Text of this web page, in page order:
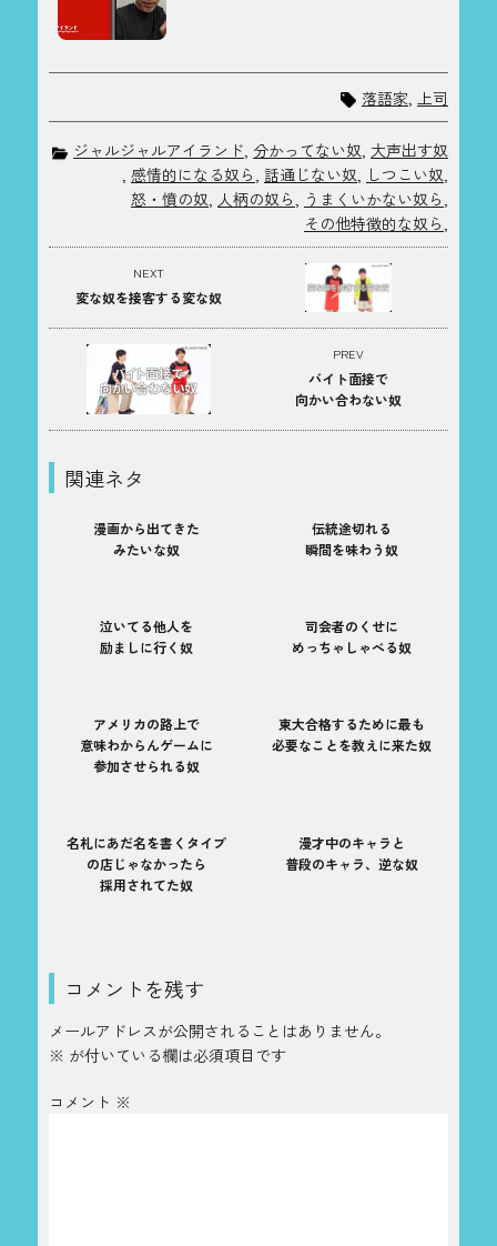
落語家 上司
ジャルジャルアイランド, 分かってない奴, 大声出す奴
, 感情的になる奴ら, 話通じない奴, しつこい奴,
怒・憤の奴, 人柄の奴ら, うまくいかない奴ら,
その他特徴的な奴ら,
PREV
バイト面接で
向かい合わない奴
NEXT
変な奴を接客する変な奴
関連ネタ
漫画から出てきた
みたいな奴
伝統途切れる
瞬間を味わう奴
泣いてる他人を
励ましに行く奴
司会者のくせに
めっちゃしゃべる奴
アメリカの路上で
意味わからんゲームに
参加させられる奴
東大合格するために最も
必要なことを教えに来た奴
名札にあだ名を書くタイプ
の店じゃなかったら
採用されてた奴
漫才中のキャラと
普段のキャラ、逆な奴
コメントを残す
メールアドレスが公開されることはありません。
※ が付いている欄は必須項目です
コメント ※